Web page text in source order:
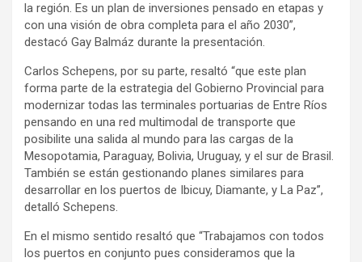
la región. Es un plan de inversiones pensado en etapas y
con una visión de obra completa para el año 2030”,
destacó Gay Balmáz durante la presentación.
Carlos Schepens, por su parte, resaltó “que este plan
forma parte de la estrategia del Gobierno Provincial para
modernizar todas las terminales portuarias de Entre Ríos
pensando en una red multimodal de transporte que
posibilite una salida al mundo para las cargas de la
Mesopotamia, Paraguay, Bolivia, Uruguay, y el sur de Brasil.
También se están gestionando planes similares para
desarrollar en los puertos de Ibicuy, Diamante, y La Paz”,
detalló Schepens.
En el mismo sentido resaltó que “Trabajamos con todos
los puertos en conjunto pues consideramos que la